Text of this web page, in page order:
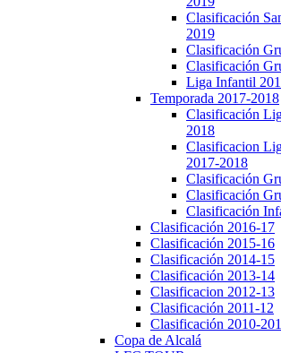
Clasificación
2019
Clasificación
Clasificación
Liga Infantil
Temporada 2017-2018
Clasificación
2018
Clasificacion
2017-2018
Clasificación
Clasificación
Clasificación
Clasificación 2016-17
Clasificación 2015-16
Clasificación 2014-15
Clasificación 2013-14
Clasificacion 2012-13
Clasificación 2011-12
Clasificación 2010-
Copa de Alcalá